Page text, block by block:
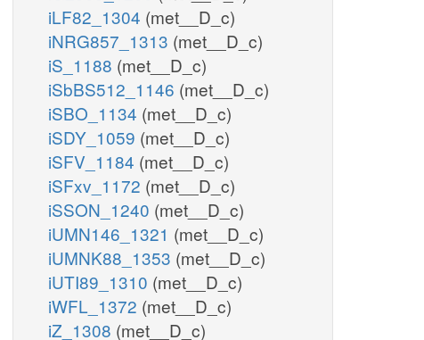
iLF82_1304 (met__D_c)
iNRG857_1313 (met__D_c)
iS_1188 (met__D_c)
iSbBS512_1146 (met__D_c)
iSBO_1134 (met__D_c)
iSDY_1059 (met__D_c)
iSFV_1184 (met__D_c)
iSFxv_1172 (met__D_c)
iSSON_1240 (met__D_c)
iUMN146_1321 (met__D_c)
iUMNK88_1353 (met__D_c)
iUTI89_1310 (met__D_c)
iWFL_1372 (met__D_c)
iZ_1308 (met__D_c)